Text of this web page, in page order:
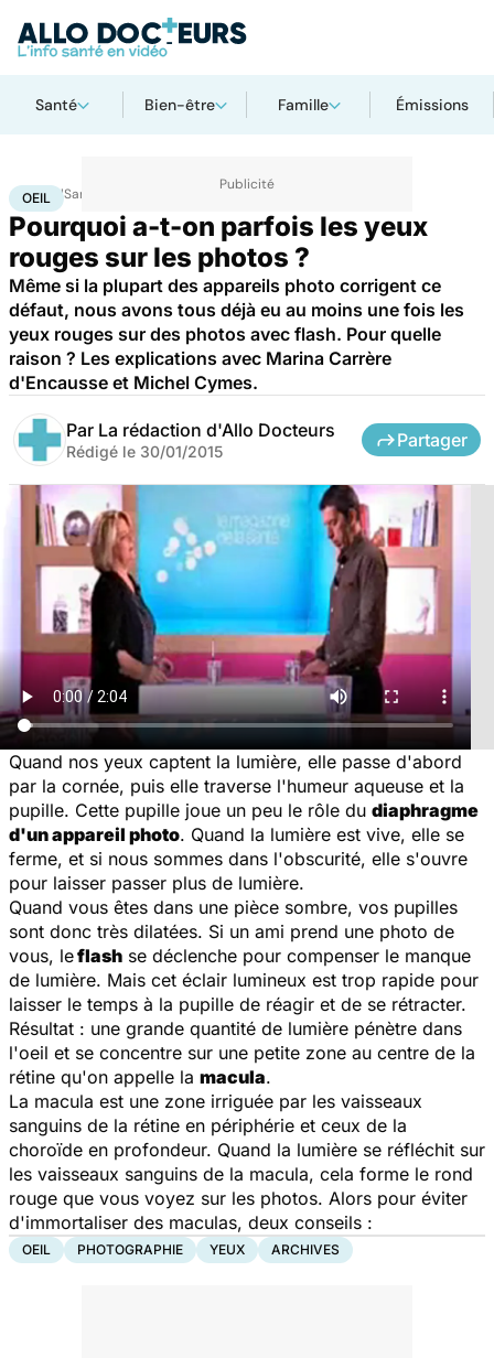
Santé Bien-être Famille Émissions
AccueilSanté
OEIL
Pourquoi a-t-on parfois les yeux
rouges sur les photos ?
Même si la plupart des appareils photo corrigent ce
défaut, nous avons tous déjà eu au moins une fois les
yeux rouges sur des photos avec flash. Pour quelle
raison ? Les explications avec Marina Carrère
d'Encausse et Michel Cymes.
Par La rédaction d'Allo Docteurs
Rédigé le 30/01/2015
Partager
Quand nos yeux captent la lumière, elle passe d'abord
par la cornée, puis elle traverse l'humeur aqueuse et la
pupille. Cette pupille joue un peu le rôle du diaphragme
d'un appareil photo. Quand la lumière est vive, elle se
ferme, et si nous sommes dans l'obscurité, elle s'ouvre
pour laisser passer plus de lumière.
Quand vous êtes dans une pièce sombre, vos pupilles
sont donc très dilatées. Si un ami prend une photo de
vous, leflash se déclenche pour compenser le manque
de lumière. Mais cet éclair lumineux est trop rapide pour
laisser le temps à la pupille de réagir et de se rétracter.
Résultat : une grande quantité de lumière pénètre dans
l'oeil et se concentre sur une petite zone au centre de la
rétine qu'on appelle la macula.
La macula est une zone irriguée par les vaisseaux
sanguins de la rétine en périphérie et ceux de la
choroïde en profondeur. Quand la lumière se réfléchit sur
les vaisseaux sanguins de la macula, cela forme le rond
rouge que vous voyez sur les photos. Alors pour éviter
d'immortaliser des maculas, deux conseils :
OEIL PHOTOGRAPHIE YEUX ARCHIVES